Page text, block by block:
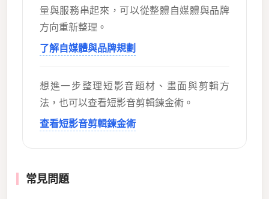
量與服務串起來，可以從整體自媒體與品牌
方向重新整理。
了解自媒體與品牌規劃
想進一步整理短影音題材、畫面與剪輯方
法，也可以查看短影音剪輯鍊金術。
查看短影音剪輯鍊金術
常見問題